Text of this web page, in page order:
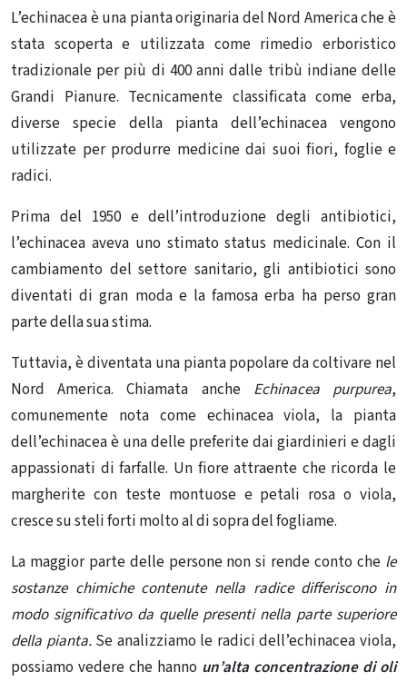
L’echinacea è una pianta originaria del Nord America che è
stata scoperta e utilizzata come rimedio erboristico
tradizionale per più di 400 anni dalle tribù indiane delle
Grandi Pianure. Tecnicamente classificata come erba,
diverse specie della pianta dell’echinacea vengono
utilizzate per produrre medicine dai suoi fiori, foglie e
radici.
Prima del 1950 e dell’introduzione degli antibiotici,
l’echinacea aveva uno stimato status medicinale. Con il
cambiamento del settore sanitario, gli antibiotici sono
diventati di gran moda e la famosa erba ha perso gran
parte della sua stima.
Tuttavia, è diventata una pianta popolare da coltivare nel
Nord America. Chiamata anche Echinacea purpurea,
comunemente nota come echinacea viola, la pianta
dell’echinacea è una delle preferite dai giardinieri e dagli
appassionati di farfalle. Un fiore attraente che ricorda le
margherite con teste montuose e petali rosa o viola,
cresce su steli forti molto al di sopra del fogliame.
La maggior parte delle persone non si rende conto che le
sostanze chimiche contenute nella radice differiscono in
modo significativo da quelle presenti nella parte superiore
della pianta.Se analizziamo le radici dell’echinacea viola,
possiamo vedere che hanno un’alta concentrazione di oli